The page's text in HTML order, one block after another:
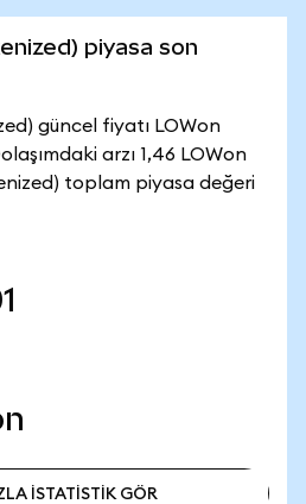
piyasa son
güncel fiyatı LOWon
arzı 1,46 LOWon
toplam piyasa değeri
İSTATİSTİK GÖR